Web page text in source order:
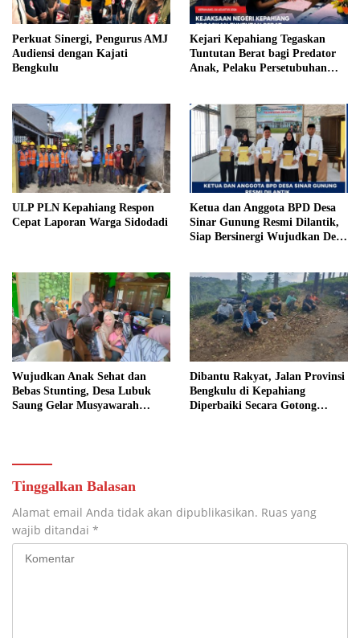
Perkuat Sinergi, Pengurus AMJ
Audiensi dengan Kajati
Bengkulu
Kejari Kepahiang Tegaskan
Tuntutan Berat bagi Predator
Anak, Pelaku Persetubuhan
Penjara
ULP PLN Kepahiang Respon
Cepat Laporan Warga Sidodadi
Ketua dan Anggota BPD Desa
Sinar Gunung Resmi Dilantik,
Siap Bersinergi Wujudkan Desa
Wujudkan Anak Sehat dan
Bebas Stunting, Desa Lubuk
Saung Gelar Musyawarah
Dibantu Rakyat, Jalan Provinsi
Bengkulu di Kepahiang
Diperbaiki Secara Gotong
Tinggalkan Balasan
Alamat email Anda tidak akan dipublikasikan. Ruas yang
wajib ditandai *